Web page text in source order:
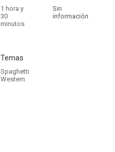
1 hora y
30
minutos
Sin
información
Temas
Spaghetti
Western